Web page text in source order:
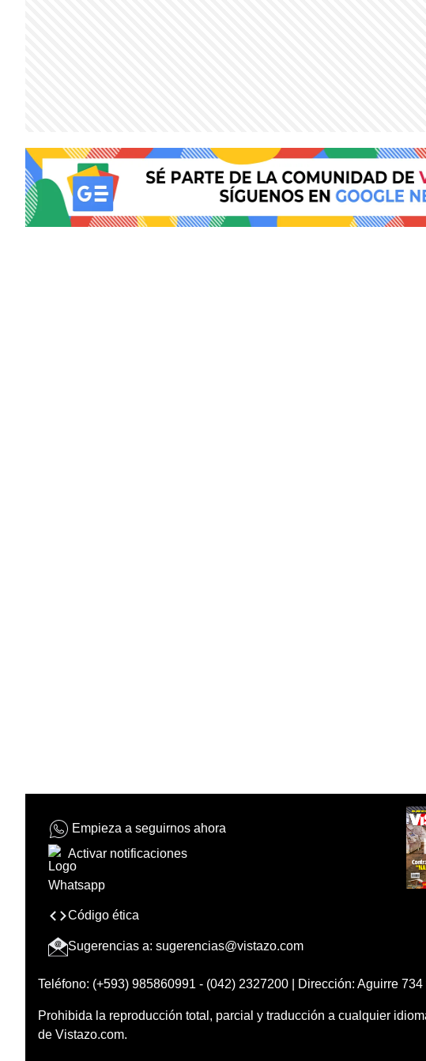
Empieza a seguirnos ahora
Activar notificaciones
Código ética
Sugerencias a: sugerencias@vistazo.com
Teléfono: (+593) 985860991 - (042) 2327200 | Dirección: Aguirre
Prohibida la reproducción total, parcial y traducción a cualquier
de Vistazo.com.